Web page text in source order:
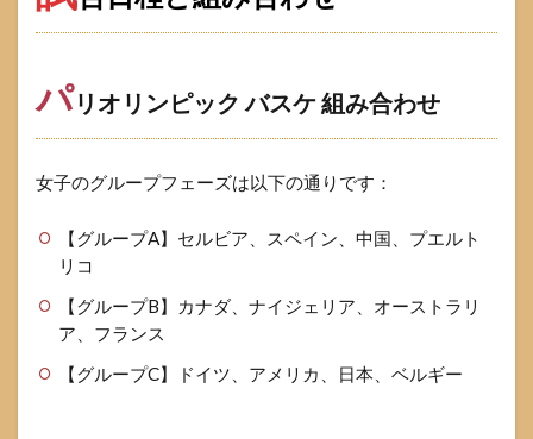
パリオリンピック バスケ 組み合わせ
女子のグループフェーズは以下の通りです：
【グループA】セルビア、スペイン、中国、プエルト
リコ
【グループB】カナダ、ナイジェリア、オーストラリ
ア、フランス
【グループC】ドイツ、アメリカ、日本、ベルギー